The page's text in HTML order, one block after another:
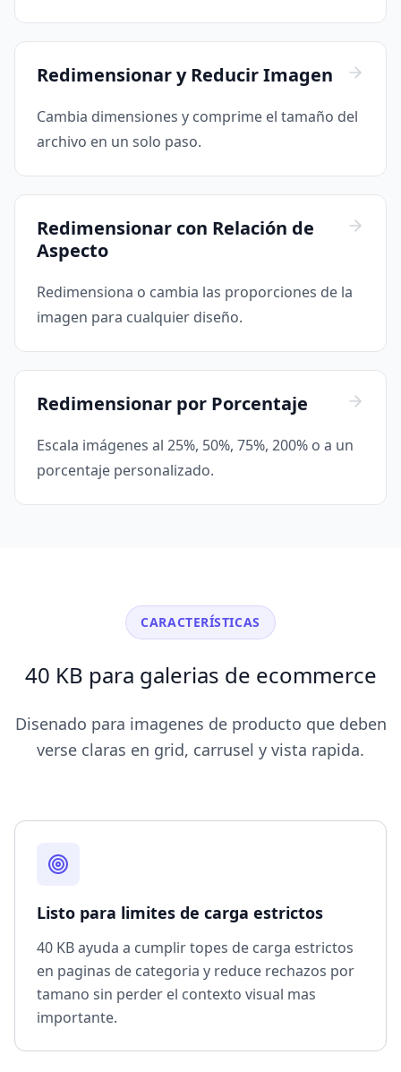
Redimensionar y Reducir Imagen
Cambia dimensiones y comprime el tamaño del
archivo en un solo paso.
Redimensionar con Relación de
Aspecto
Redimensiona o cambia las proporciones de la
imagen para cualquier diseño.
Redimensionar por Porcentaje
Escala imágenes al 25%, 50%, 75%, 200% o a un
porcentaje personalizado.
CARACTERÍSTICAS
40 KB para galerias de ecommerce
Disenado para imagenes de producto que deben
verse claras en grid, carrusel y vista rapida.
Listo para limites de carga estrictos
40 KB ayuda a cumplir topes de carga estrictos
en paginas de categoria y reduce rechazos por
tamano sin perder el contexto visual mas
importante.